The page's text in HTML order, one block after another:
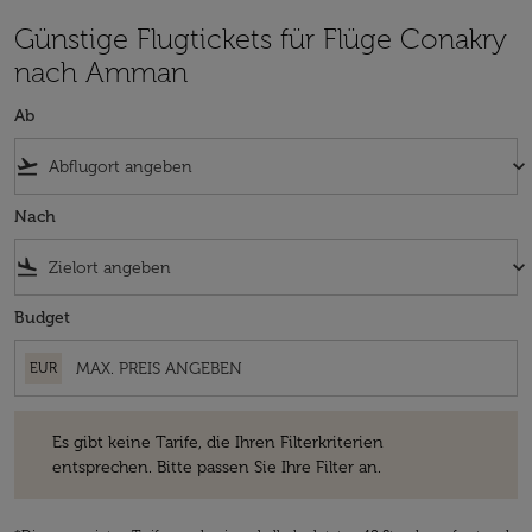
Günstige Flugtickets für Flüge Conakry
nach Amman
Ab
flight_takeoff keyboard_arrow_down
Nach
flight_land keyboard_arrow_down
Budget
EUR
Es gibt keine Tarife, die Ihren Filterkriterien
entsprechen. Bitte passen Sie Ihre Filter an.